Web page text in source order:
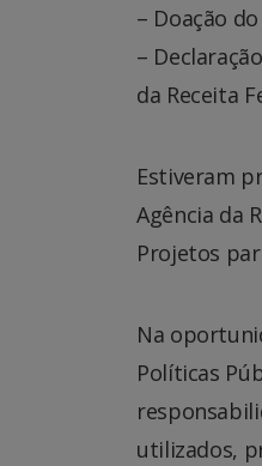
– Doação
–
da Receita
Estiveram
Agência da
Projetos
Na
Políticas
utilizados,